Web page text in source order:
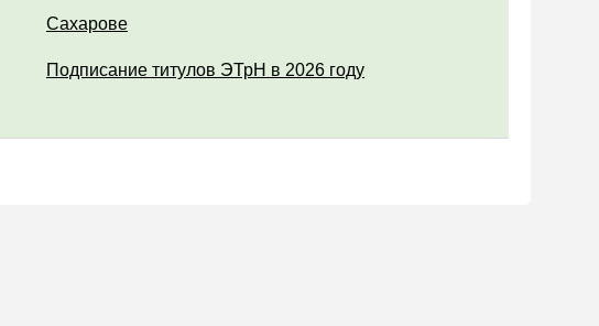
Сахарове
Подписание титулов ЭТрН в 2026 году